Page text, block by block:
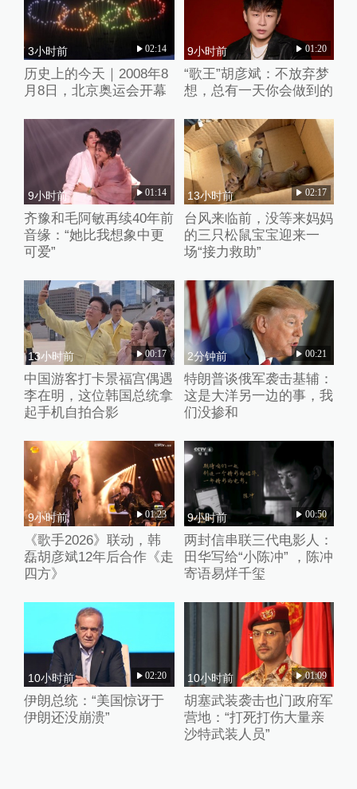
3小时前 02:14
历史上的今天｜2008年8
月8日，北京奥运会开幕
9小时前 01:20
“歌王”胡彦斌：不放弃梦
想，总有一天你会做到的
9小时前 01:14
齐豫和毛阿敏再续40年前
音缘：“她比我想象中更
可爱”
13小时前 02:17
台风来临前，没等来妈妈
的三只松鼠宝宝迎来一
场“接力救助”
13小时前 00:17
中国游客打卡景福宫偶遇
李在明，这位韩国总统拿
起手机自拍合影
2分钟前 00:21
特朗普谈俄军袭击基辅：
这是大洋另一边的事，我
们没掺和
9小时前 01:23
《歌手2026》联动，韩
磊胡彦斌12年后合作《走
四方》
9小时前 00:50
两封信串联三代电影人：
田华写给“小陈冲” ，陈冲
寄语易烊千玺
10小时前 02:20
伊朗总统：“美国惊讶于
伊朗还没崩溃”
10小时前 01:09
胡塞武装袭击也门政府军
营地：“打死打伤大量亲
沙特武装人员”